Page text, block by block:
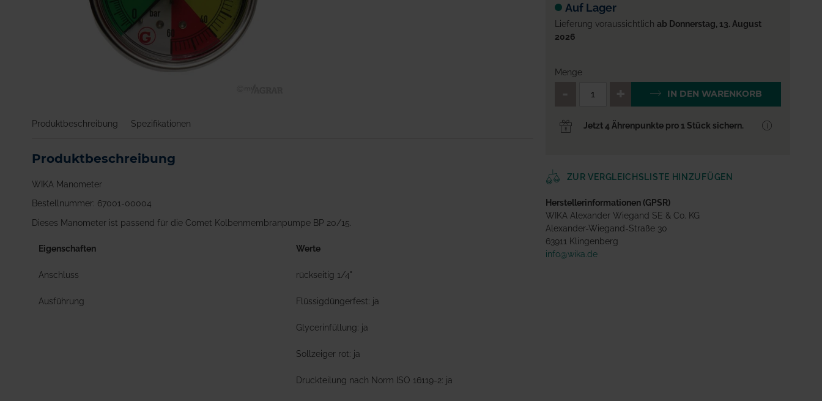
der
springen
Produktbeschreibung Spezifikationen
Produktbeschreibung
WIKA Manometer
Bestellnummer: 67001-00004
Dieses Manometer ist passend für die Comet Kolbenmembranpumpe BP 20/15.
Eigenschaften Werte
Anschluss rückseitig 1/4"
Ausführung Flüssigdüngerfest: ja
Glycerinfüllung: ja
Sollzeiger rot: ja
Druckteilung nach Norm ISO 16119-2: ja
Auf Lager
Lieferung voraussichtlich ab Donnerstag, 13. August
2026
Menge
QTY_CONTROL_DECREASE
IN DEN WARENKORB
Jetzt 4 Ährenpunkte pro 1 Stück sichern.
ZUR VERGLEICHSLISTE HINZUFÜGEN
Herstellerinformationen (GPSR)
WIKA Alexander Wiegand SE & Co. KG
Alexander-Wiegand-Straße 30
63911 Klingenberg
info@wika.de